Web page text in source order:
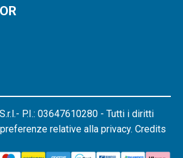
P.I.: 03647610280 - Tutti i diritti
relative alla privacy. Credits